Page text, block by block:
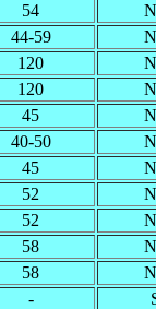
54
44-59
120
120
45
40-50
45
52
52
58
58
-